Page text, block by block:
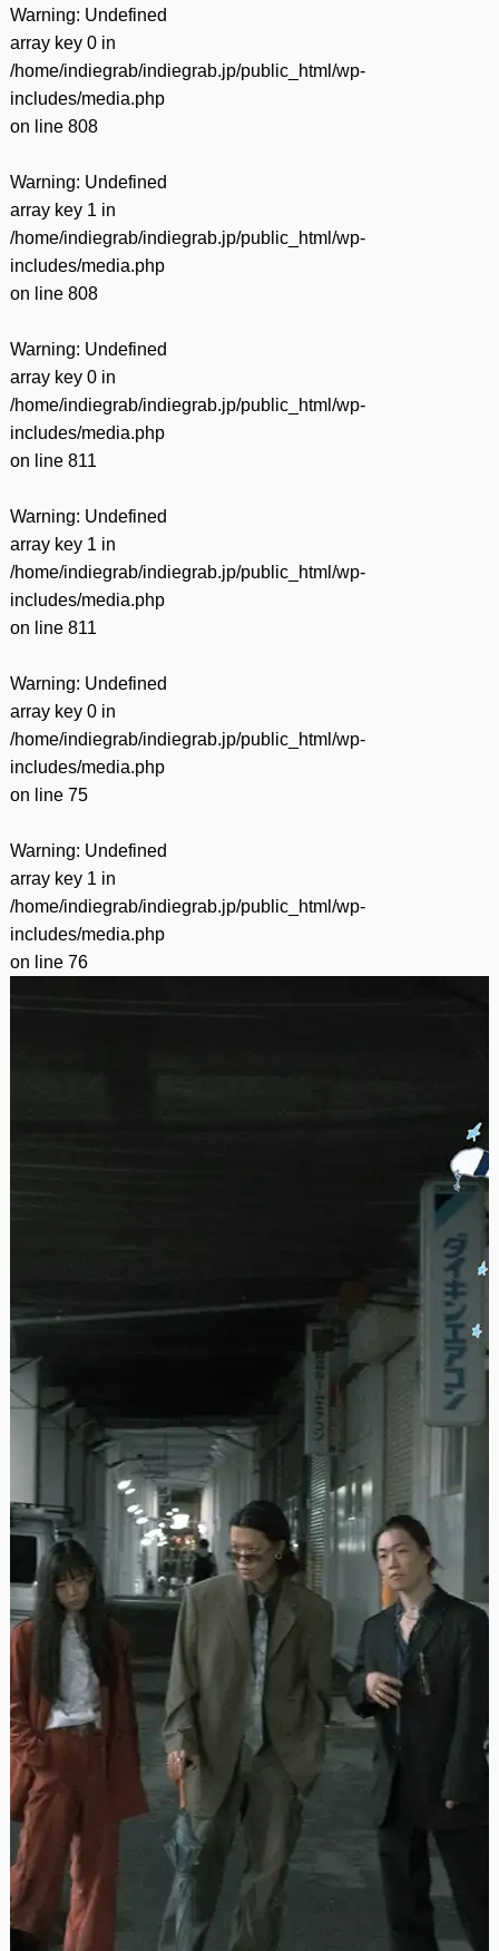
Warning: Undefined
array key 0 in
/home/indiegrab/indiegrab.jp/public_html/wp-
includes/media.php
on line 808
Warning: Undefined
array key 1 in
/home/indiegrab/indiegrab.jp/public_html/wp-
includes/media.php
on line 808
Warning: Undefined
array key 0 in
/home/indiegrab/indiegrab.jp/public_html/wp-
includes/media.php
on line 811
Warning: Undefined
array key 1 in
/home/indiegrab/indiegrab.jp/public_html/wp-
includes/media.php
on line 811
Warning: Undefined
array key 0 in
/home/indiegrab/indiegrab.jp/public_html/wp-
includes/media.php
on line 75
Warning: Undefined
array key 1 in
/home/indiegrab/indiegrab.jp/public_html/wp-
includes/media.php
on line 76